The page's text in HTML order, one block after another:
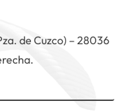
de Cuzco) – 28036